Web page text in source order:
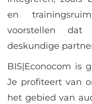
en
voorstellen
deskundige
BIS|Econocom is
Je profiteert van
het gebied van